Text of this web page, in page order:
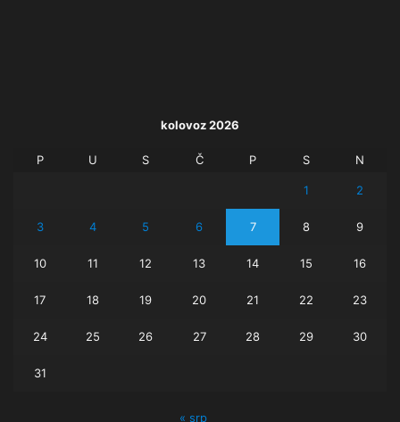
kolovoz 2026
P U S Č P S N
1 2
3 4 5 6 7 8 9
10 11 12 13 14 15 16
17 18 19 20 21 22 23
24 25 26 27 28 29 30
31
« srp